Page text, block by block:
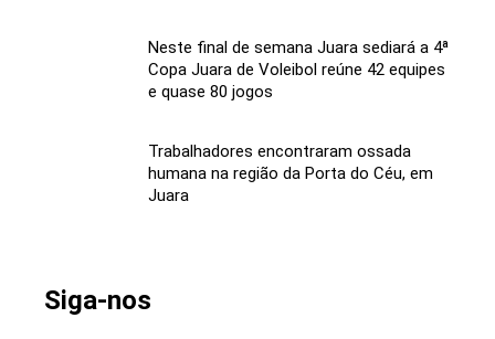
Neste final de semana Juara sediará a 4ª
Copa Juara de Voleibol reúne 42 equipes
e quase 80 jogos
Trabalhadores encontraram ossada
humana na região da Porta do Céu, em
Juara
Siga-nos